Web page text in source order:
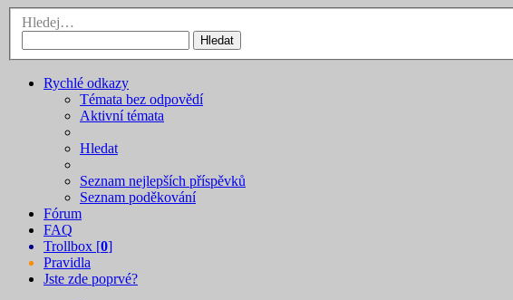
Hledej…
Hledat
Rychlé odkazy
Témata bez odpovědí
Aktivní témata
Hledat
Seznam nejlepších příspěvků
Seznam poděkování
Fórum
FAQ
Trollbox [0]
Pravidla
Jste zde poprvé?